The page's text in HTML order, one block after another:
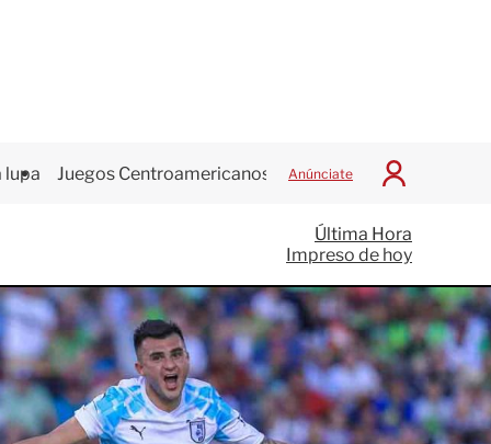
lupa Juegos Centroamericanos Anúnciate
I
c
i
a
r
S
e
s
i
ó
n
Última Hora
Impreso de hoy